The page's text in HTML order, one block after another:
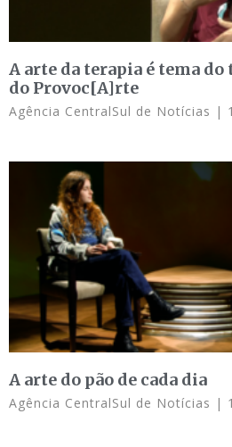
A arte da terapia é tema
do Provoc[A]rte
Agência CentralSul de Notícias
A arte do pão de cada dia
Agência CentralSul de Notícias